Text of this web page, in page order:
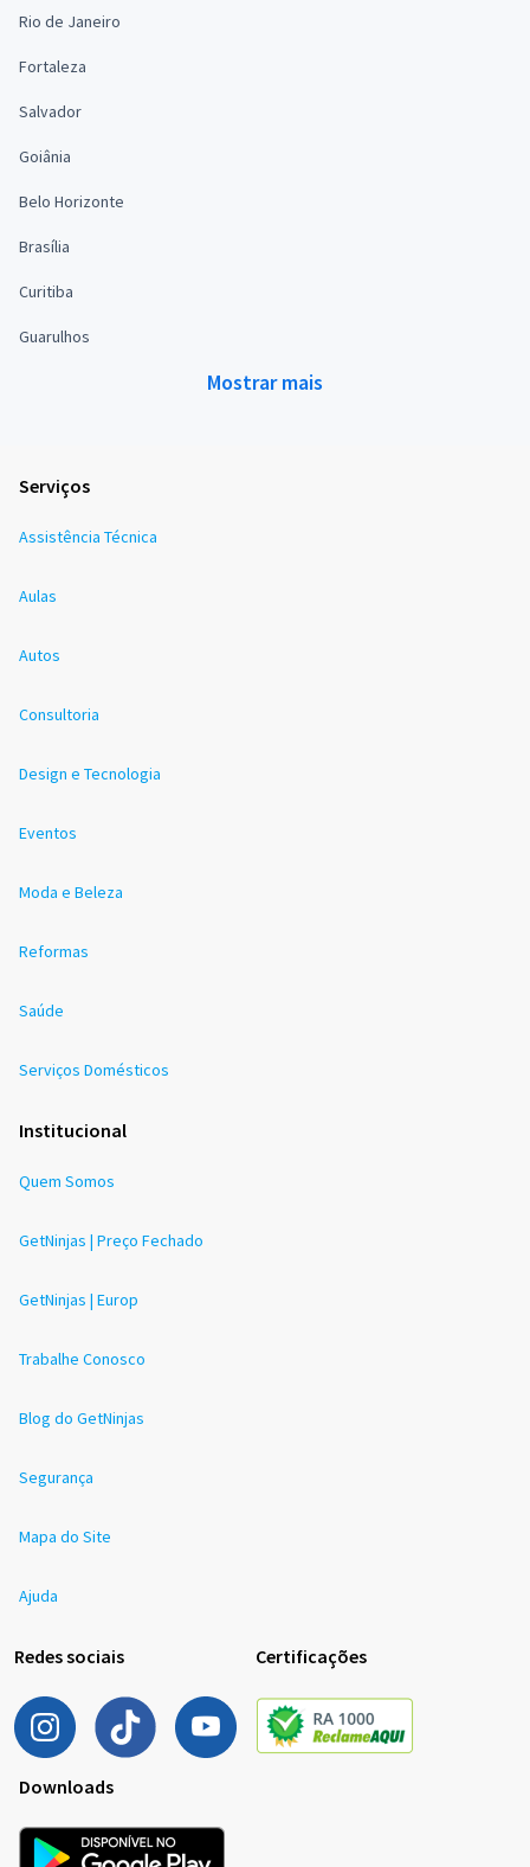
Rio de Janeiro
Fortaleza
Salvador
Goiânia
Belo Horizonte
Brasília
Curitiba
Guarulhos
Mostrar mais
Serviços
Assistência Técnica
Aulas
Autos
Consultoria
Design e Tecnologia
Eventos
Moda e Beleza
Reformas
Saúde
Serviços Domésticos
Institucional
Quem Somos
GetNinjas | Preço Fechado
GetNinjas | Europ
Trabalhe Conosco
Blog do GetNinjas
Segurança
Mapa do Site
Ajuda
Redes sociais Certificações
Downloads